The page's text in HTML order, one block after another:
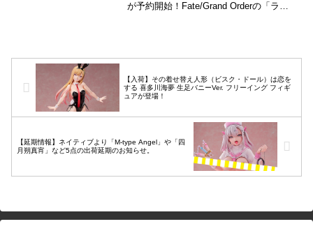
が予約開始！Fate/Grand Orderの「ラン
【入荷】その着せ替え人形（ビスク・ドール）は恋を
する 喜多川海夢 生足バニーVer. フリーイング フィギ
ュアが登場！
【延期情報】ネイティブより「M-type Angel」や「四
月朔真宵」など5点の出荷延期のお知らせ。